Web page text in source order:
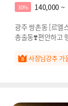
30% 140,000 ~
광주 쌍촌동 [르엘
총출동❣️편안하고
사장님강추 가